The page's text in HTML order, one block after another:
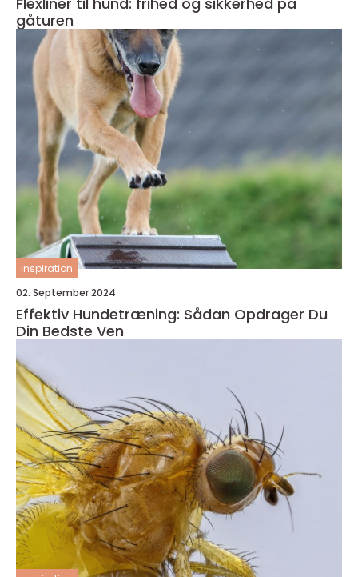
gåturen
inspiration
02. September 2024
Effektiv Hundetræning: Sådan Opdrager Du
Din Bedste Ven